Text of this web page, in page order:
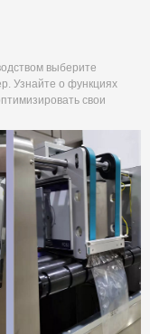
выберите
Узнайте о функциях
свои